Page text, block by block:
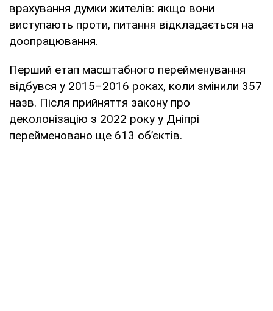
врахування думки жителів: якщо вони
виступають проти, питання відкладається на
доопрацювання.
Перший етап масштабного перейменування
відбувся у 2015–2016 роках, коли змінили 357
назв. Після прийняття закону про
деколонізацію з 2022 року у Дніпрі
перейменовано ще 613 об’єктів.